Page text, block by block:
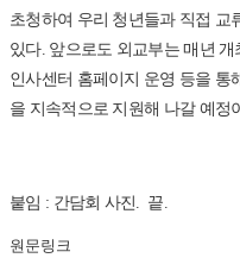
초청하여 우리 청년들과 직접 교
있다. 앞으로도 외교부는 매년
인사센터 홈페이지 운영 등을 통
을 지속적으로 지원해 나갈 예정
붙임 : 간담회 사진. 끝.
원문링크